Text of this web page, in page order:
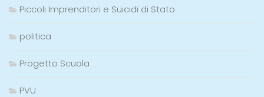
Piccoli Imprenditori e Suicidi di Stato
politica
Progetto Scuola
PVU